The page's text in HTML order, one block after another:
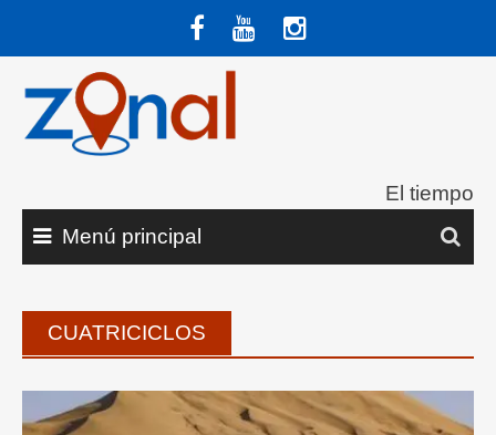
contenido
El tiempo
Menú principal
CUATRICICLOS